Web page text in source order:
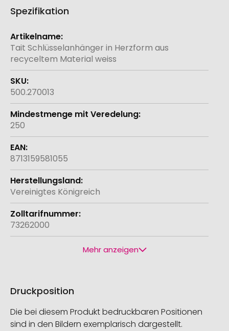
Spezifikation
Weitere
Informationen
Tait Schlüsselanhänger in Herzform aus
recyceltem Material weiss
500.270013
250
8713159581055
Vereinigtes Königreich
73262000
Mehr anzeigen
Druckposition
Die bei diesem Produkt bedruckbaren Positionen
sind in den Bildern exemplarisch dargestellt.